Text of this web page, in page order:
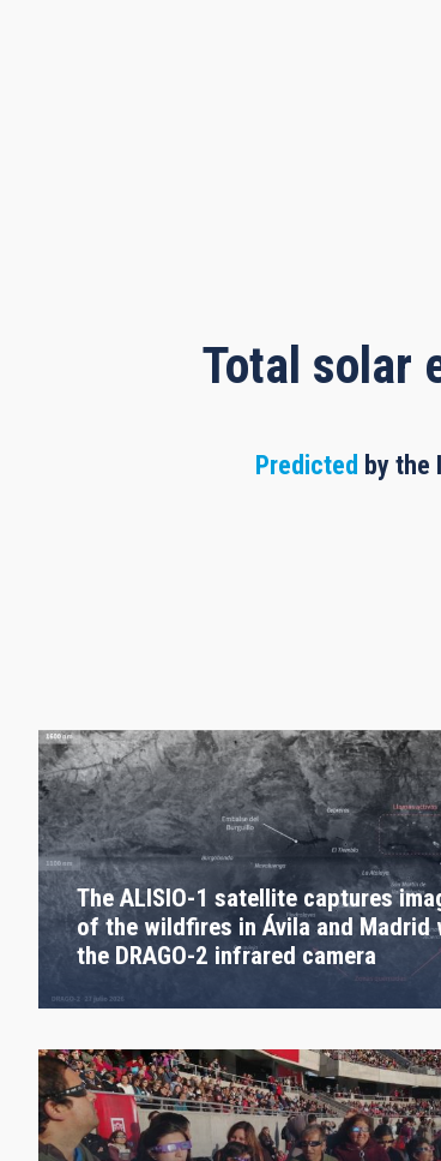
Total solar
Predicted by the
The ALISIO-1 satellite captures
of the wildfires in Ávila and Madrid
the DRAGO-2 infrared camera